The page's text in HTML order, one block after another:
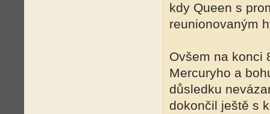
kdy Queen s
reunionovaným
Ovšem na konci
Mercuryho a
důsledku
dokončil ještě s